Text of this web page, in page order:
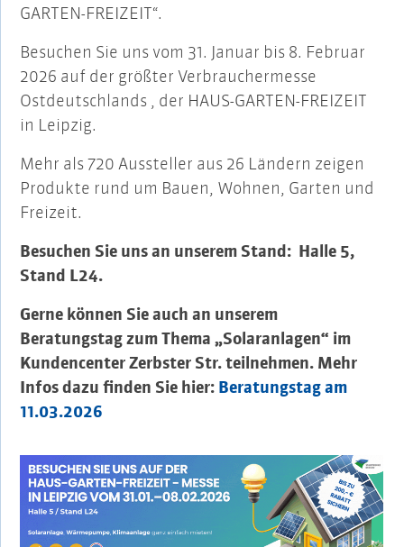
GARTEN-FREIZEIT“.
Besuchen Sie uns vom 31. Januar bis 8. Februar
2026 auf der größter Verbrauchermesse
Ostdeutschlands , der HAUS-GARTEN-FREIZEIT
in Leipzig.
Mehr als 720 Aussteller aus 26 Ländern zeigen
Produkte rund um Bauen, Wohnen, Garten und
Freizeit.
Besuchen Sie uns an unserem Stand: Halle 5,
Stand L24.
Gerne können Sie auch an unserem
Beratungstag zum Thema „Solaranlagen“ im
Kundencenter Zerbster Str. teilnehmen. Mehr
Infos dazu finden Sie hier: Beratungstag am
11.03.2026